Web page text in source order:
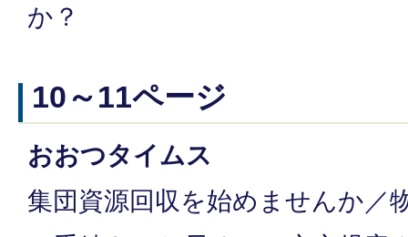
か？
10～11ページ
おおつタイムス
集団資源回収を始めませんか